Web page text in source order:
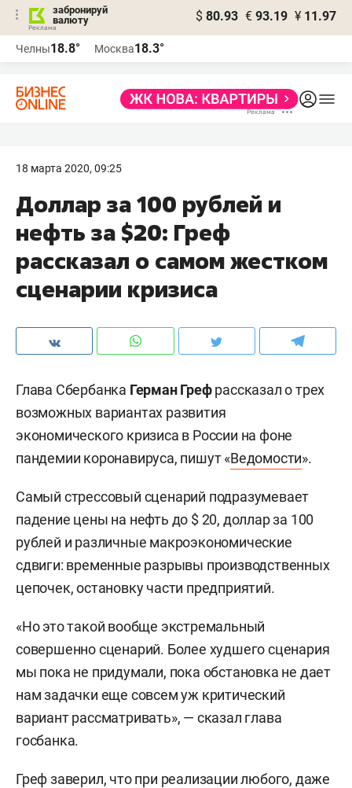
забронируй
валюту
$ 80.93 € 93.19 ¥ 11.97
Челны18.8° Москва18.3°
18 марта 2020, 09:25
Доллар за 100 рублей и
нефть за $20: Греф
рассказал о самом жестком
сценарии кризиса
Глава Сбербанка Герман Грефрассказал о трех
возможных вариантах развития
экономического кризиса в России на фоне
пандемии коронавируса, пишут «Ведомости».
Самый стрессовый сценарий подразумевает
падение цены на нефть до $ 20, доллар за 100
рублей и различные макроэкономические
сдвиги: временные разрывы производственных
цепочек, остановку части предприятий.
«Но это такой вообще экстремальный
совершенно сценарий. Более худшего сценария
мы пока не придумали, пока обстановка не дает
нам задачки еще совсем уж критический
вариант рассматривать», — сказал глава
госбанка.
Греф заверил, что при реализации любого, даже